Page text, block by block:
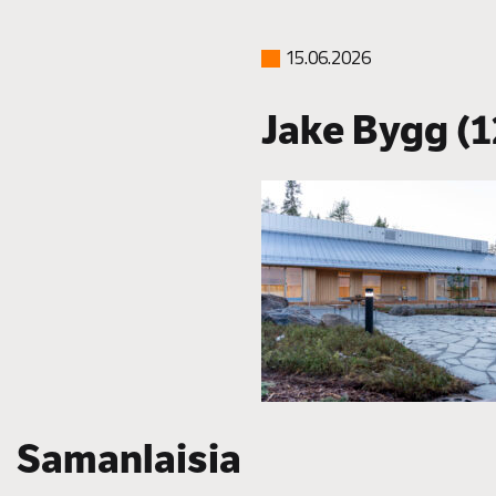
15.06.2026
Jake Bygg
Samanlaisia